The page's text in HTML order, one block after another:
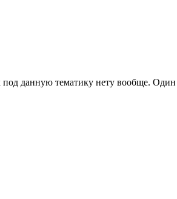
данную тематику нету вообще.